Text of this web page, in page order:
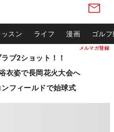
メルマガ登録
ッスン ライフ 漫画 ゴル
ブ2ショット！！
衣姿で長岡花火大会へ
フィールドで始球式